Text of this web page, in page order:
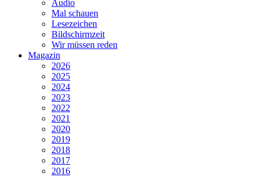
Audio
Mal schauen
Lesezeichen
Bildschirmzeit
Wir müssen reden
Magazin
2026
2025
2024
2023
2022
2021
2020
2019
2018
2017
2016